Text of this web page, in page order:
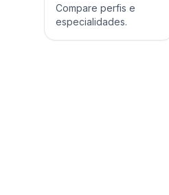
Compare perfis e
especialidades.